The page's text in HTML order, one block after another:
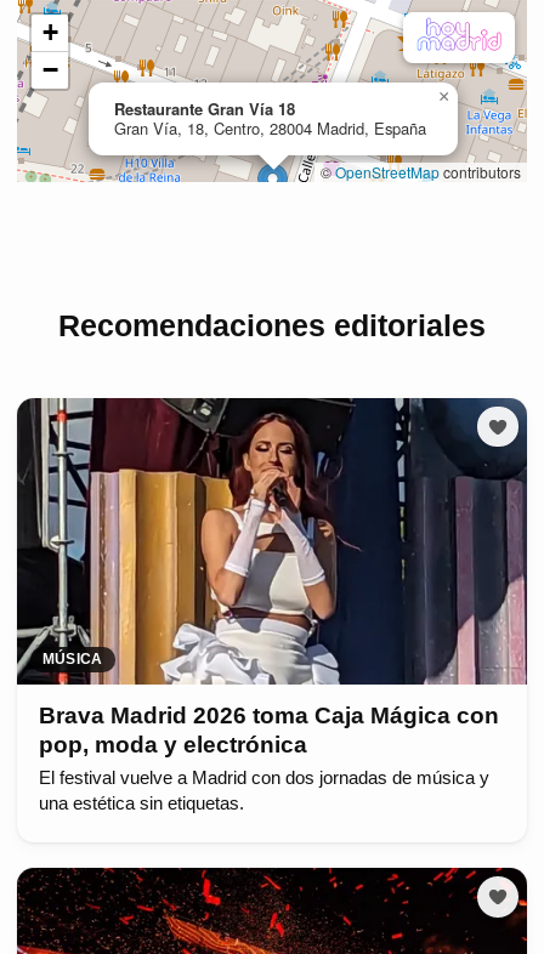
Recomendaciones editoriales
MÚSICA
Brava Madrid 2026 toma Caja Mágica con
pop, moda y electrónica
El festival vuelve a Madrid con dos jornadas de música y
una estética sin etiquetas.